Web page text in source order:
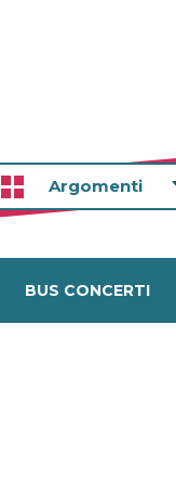
Argomenti
BUS CONCERTI